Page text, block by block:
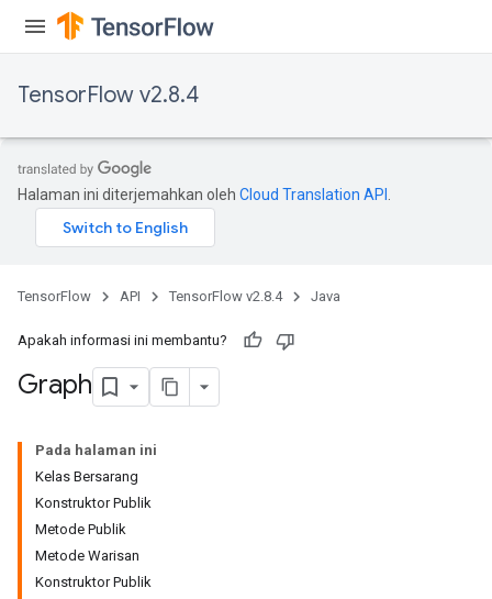
TensorFlow v2.8.4
Halaman ini diterjemahkan oleh Cloud Translation API
TensorFlow API TensorFlow v2.8.4 Java
Apakah informasi ini membantu?
Graph
Pada halaman ini
Kelas Bersarang
Konstruktor Publik
Metode Publik
Metode Warisan
Konstruktor Publik